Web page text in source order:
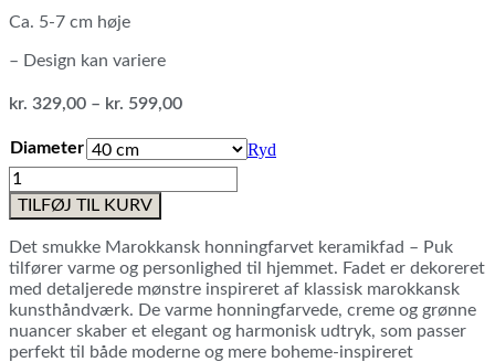
Ca. 5-7 cm høje
– Design kan variere
kr. 329,00 – kr. 599,00Prisinterval:
til
kr. 599,00
Diameter
Ryd
Marokkansk
honningfarvet
keramikfad
Puk
antal
TILFØJ TIL KURV
Det smukke Marokkansk honningfarvet keramikfad – Puk
tilfører varme og personlighed til hjemmet. Fadet er dekoreret
med detaljerede mønstre inspireret af klassisk marokkansk
kunsthåndværk. De varme honningfarvede, creme og grønne
nuancer skaber et elegant og harmonisk udtryk, som passer
perfekt til både moderne og mere boheme-inspireret